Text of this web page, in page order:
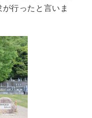
行ったと言いま